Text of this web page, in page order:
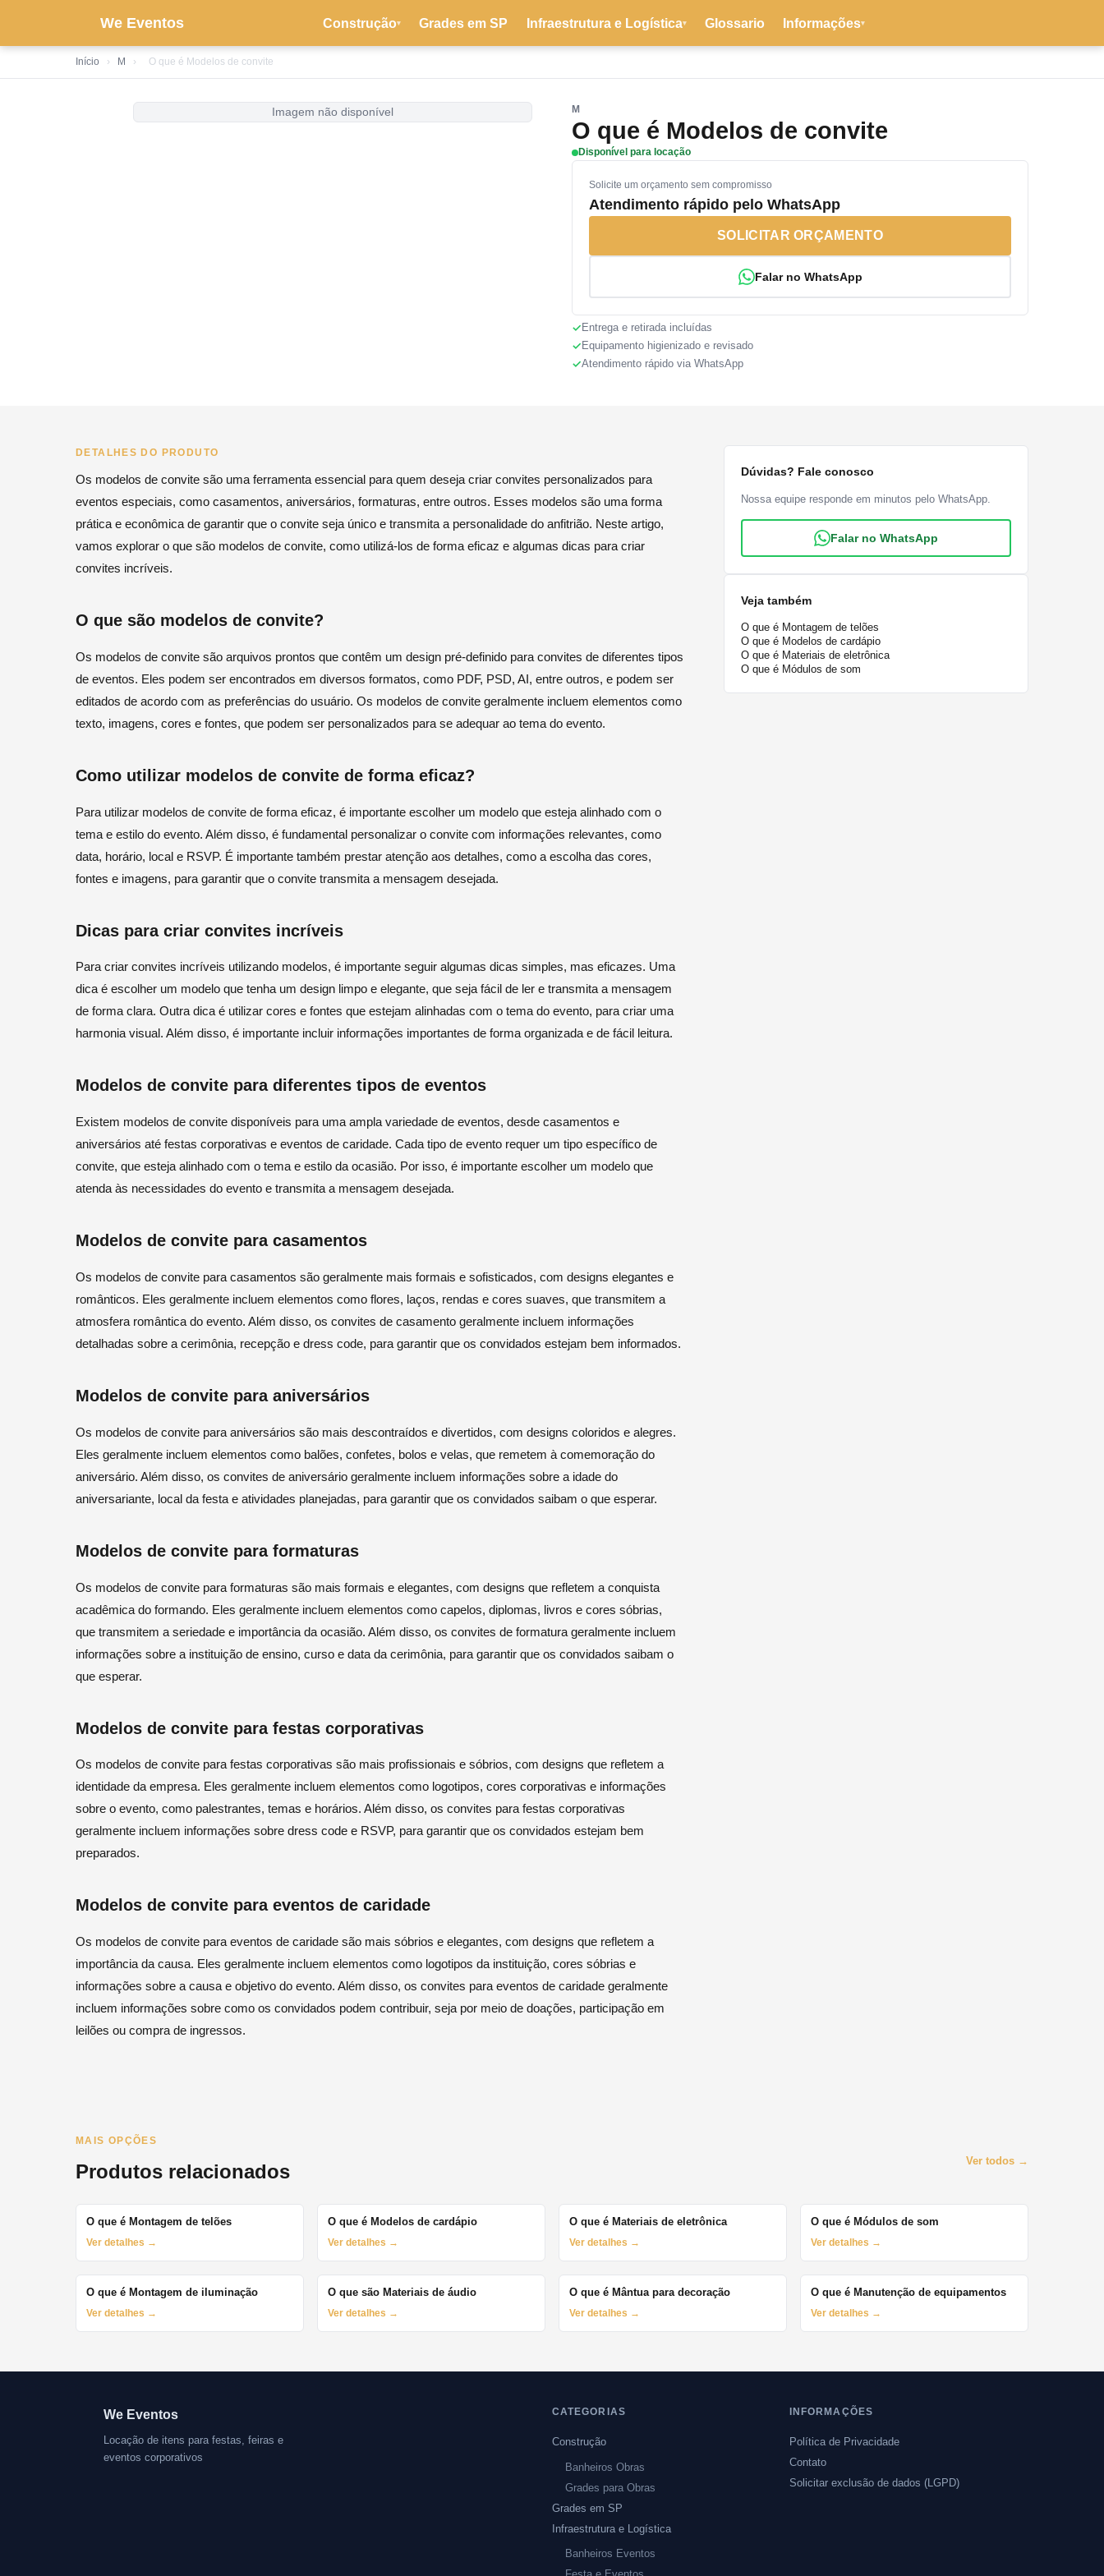
We Eventos Construção▾ Grades em SP Infraestrutura e Logística▾ Glossario Informações▾
Início › M › O que é Modelos de convite
Imagem não disponível M
O que é Modelos de convite
Disponível para locação
Solicite um orçamento sem compromisso
Atendimento rápido pelo WhatsApp
SOLICITAR ORÇAMENTO
Falar no WhatsApp
Entrega e retirada incluídas
Equipamento higienizado e revisado
Atendimento rápido via WhatsApp
DETALHES DO PRODUTO
Os modelos de convite são uma ferramenta essencial para quem deseja criar convites personalizados para
eventos especiais, como casamentos, aniversários, formaturas, entre outros. Esses modelos são uma forma
prática e econômica de garantir que o convite seja único e transmita a personalidade do anfitrião. Neste artigo,
vamos explorar o que são modelos de convite, como utilizá-los de forma eficaz e algumas dicas para criar
convites incríveis.
O que são modelos de convite?
Os modelos de convite são arquivos prontos que contêm um design pré-definido para convites de diferentes tipos
de eventos. Eles podem ser encontrados em diversos formatos, como PDF, PSD, AI, entre outros, e podem ser
editados de acordo com as preferências do usuário. Os modelos de convite geralmente incluem elementos como
texto, imagens, cores e fontes, que podem ser personalizados para se adequar ao tema do evento.
Como utilizar modelos de convite de forma eficaz?
Para utilizar modelos de convite de forma eficaz, é importante escolher um modelo que esteja alinhado com o
tema e estilo do evento. Além disso, é fundamental personalizar o convite com informações relevantes, como
data, horário, local e RSVP. É importante também prestar atenção aos detalhes, como a escolha das cores,
fontes e imagens, para garantir que o convite transmita a mensagem desejada.
Dicas para criar convites incríveis
Para criar convites incríveis utilizando modelos, é importante seguir algumas dicas simples, mas eficazes. Uma
dica é escolher um modelo que tenha um design limpo e elegante, que seja fácil de ler e transmita a mensagem
de forma clara. Outra dica é utilizar cores e fontes que estejam alinhadas com o tema do evento, para criar uma
harmonia visual. Além disso, é importante incluir informações importantes de forma organizada e de fácil leitura.
Modelos de convite para diferentes tipos de eventos
Existem modelos de convite disponíveis para uma ampla variedade de eventos, desde casamentos e
aniversários até festas corporativas e eventos de caridade. Cada tipo de evento requer um tipo específico de
convite, que esteja alinhado com o tema e estilo da ocasião. Por isso, é importante escolher um modelo que
atenda às necessidades do evento e transmita a mensagem desejada.
Modelos de convite para casamentos
Os modelos de convite para casamentos são geralmente mais formais e sofisticados, com designs elegantes e
românticos. Eles geralmente incluem elementos como flores, laços, rendas e cores suaves, que transmitem a
atmosfera romântica do evento. Além disso, os convites de casamento geralmente incluem informações
detalhadas sobre a cerimônia, recepção e dress code, para garantir que os convidados estejam bem informados.
Modelos de convite para aniversários
Os modelos de convite para aniversários são mais descontraídos e divertidos, com designs coloridos e alegres.
Eles geralmente incluem elementos como balões, confetes, bolos e velas, que remetem à comemoração do
aniversário. Além disso, os convites de aniversário geralmente incluem informações sobre a idade do
aniversariante, local da festa e atividades planejadas, para garantir que os convidados saibam o que esperar.
Modelos de convite para formaturas
Os modelos de convite para formaturas são mais formais e elegantes, com designs que refletem a conquista
acadêmica do formando. Eles geralmente incluem elementos como capelos, diplomas, livros e cores sóbrias,
que transmitem a seriedade e importância da ocasião. Além disso, os convites de formatura geralmente incluem
informações sobre a instituição de ensino, curso e data da cerimônia, para garantir que os convidados saibam o
que esperar.
Modelos de convite para festas corporativas
Os modelos de convite para festas corporativas são mais profissionais e sóbrios, com designs que refletem a
identidade da empresa. Eles geralmente incluem elementos como logotipos, cores corporativas e informações
sobre o evento, como palestrantes, temas e horários. Além disso, os convites para festas corporativas
geralmente incluem informações sobre dress code e RSVP, para garantir que os convidados estejam bem
preparados.
Modelos de convite para eventos de caridade
Os modelos de convite para eventos de caridade são mais sóbrios e elegantes, com designs que refletem a
importância da causa. Eles geralmente incluem elementos como logotipos da instituição, cores sóbrias e
informações sobre a causa e objetivo do evento. Além disso, os convites para eventos de caridade geralmente
incluem informações sobre como os convidados podem contribuir, seja por meio de doações, participação em
leilões ou compra de ingressos.
Dúvidas? Fale conosco
Nossa equipe responde em minutos pelo WhatsApp.
Falar no WhatsApp
Veja também
O que é Montagem de telões
O que é Modelos de cardápio
O que é Materiais de eletrônica
O que é Módulos de som
MAIS OPÇÕES
Produtos relacionados Ver todos →
O que é Montagem de telões
Ver detalhes →
O que é Modelos de cardápio
Ver detalhes →
O que é Materiais de eletrônica
Ver detalhes →
O que é Módulos de som
Ver detalhes →
O que é Montagem de iluminação
Ver detalhes →
O que são Materiais de áudio
Ver detalhes →
O que é Mântua para decoração
Ver detalhes →
O que é Manutenção de equipamentos
Ver detalhes →
We Eventos
Locação de itens para festas, feiras e
eventos corporativos
CATEGORIAS
Construção
Banheiros Obras
Grades para Obras
Grades em SP
Infraestrutura e Logística
Banheiros Eventos
INFORMAÇÕES
Política de Privacidade
Contato
Solicitar exclusão de dados (LGPD)